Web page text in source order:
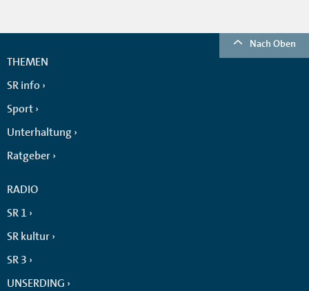
Nach Oben
THEMEN
SR info
Sport
Unterhaltung
Ratgeber
RADIO
SR 1
SR kultur
SR 3
UNSERDING